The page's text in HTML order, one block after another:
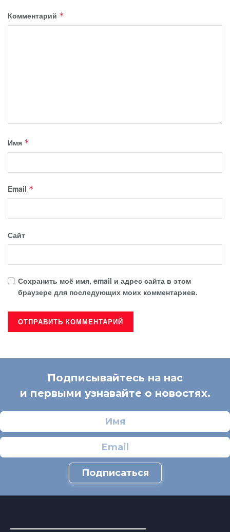
Комментарий *
Имя *
Email *
Сайт
Сохранить моё имя, email и адрес сайта в этом
браузере для последующих моих комментариев.
Подписывайтесь на нас
и первыми узнавайте о новостях.
Подписаться